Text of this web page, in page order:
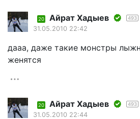
20 Айрат Хадыев 493
31.05.2010 22:42
дааа, даже такие монстры
женятся
20 Айрат Хадыев 493
31.05.2010 22:44